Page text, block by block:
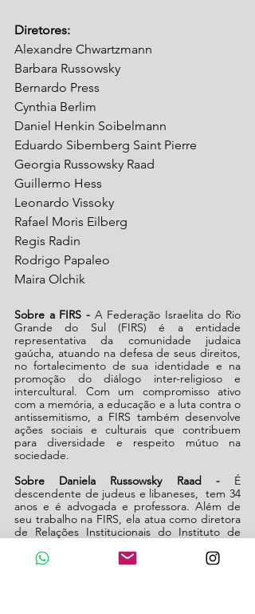
Diretores:
Alexandre Chwartzmann
Barbara Russowsky
Bernardo Press
Cynthia Berlim
Daniel Henkin Soibelmann
Eduardo Sibemberg Saint Pierre
Georgia Russowsky Raad
Guillermo Hess
Leonardo Vissoky
Rafael Moris Eilberg
Regis Radin
Rodrigo Papaleo
Maira Olchik
Sobre a FIRS - A Federação Israelita do Rio
Grande do Sul (FIRS) é a entidade
representativa da comunidade judaica
gaúcha, atuando na defesa de seus direitos,
no fortalecimento de sua identidade e na
promoção do diálogo inter-religioso e
intercultural. Com um compromisso ativo
com a memória, a educação e a luta contra o
antissemitismo, a FIRS também desenvolve
ações sociais e culturais que contribuem
para diversidade e respeito mútuo na
sociedade.
Sobre Daniela Russowsky Raad - É
descendente de judeus e libaneses,  tem 34
anos e é advogada e professora. Além de
seu trabalho na FIRS, ela atua como diretora
de Relações Institucionais do Instituto de